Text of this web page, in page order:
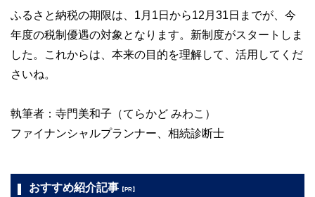
ふるさと納税の期限は、1月1日から12月31日までが、今
年度の税制優遇の対象となります。新制度がスタートしま
した。これからは、本来の目的を理解して、活用してくだ
さいね。
執筆者：寺門美和子（てらかど みわこ）
ファイナンシャルプランナー、相続診断士
おすすめ紹介記事 【PR】